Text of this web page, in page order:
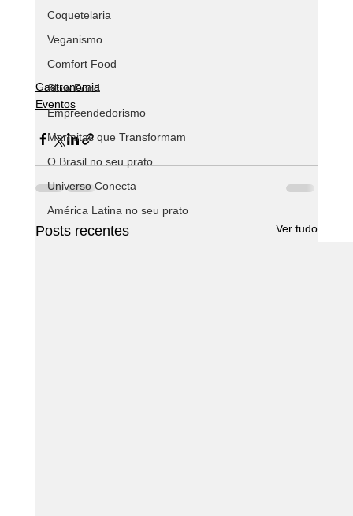
Coquetelaria
Veganismo
Comfort Food
Slow Food
Empreendedorismo
Marmitas que Transformam
O Brasil no seu prato
Universo Conecta
América Latina no seu prato
Gastronomia
Eventos
Posts recentes Ver tudo